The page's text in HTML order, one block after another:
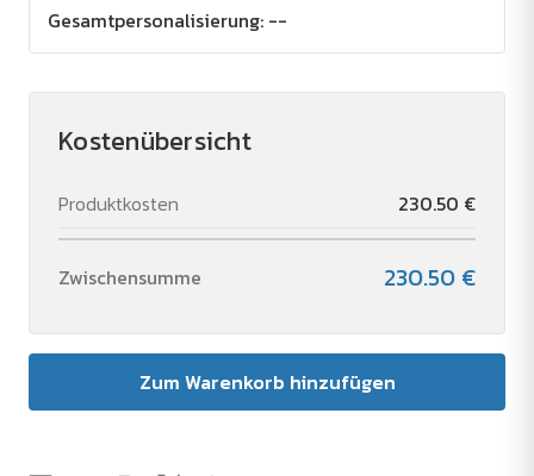
Gesamtpersonalisierung: --
Kostenübersicht
Produktkosten 230.50 €
Zwischensumme 230.50 €